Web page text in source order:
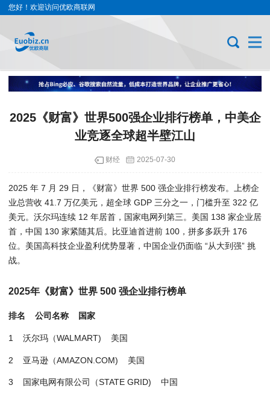
您好！欢迎访问优欧商联网
2025《财富》世界500强企业排行榜单，中美企
业竞逐全球超半壁江山
财经 2025-07-30
2025 年 7 月 29 日，《财富》世界 500 强企业排行榜发布。上榜企
业总营收 41.7 万亿美元，超全球 GDP 三分之一，门槛升至 322 亿
美元。沃尔玛连续 12 年居首，国家电网列第三。美国 138 家企业居
首，中国 130 家紧随其后。比亚迪首进前 100，拼多多跃升 176
位。美国高科技企业盈利优势显著，中国企业仍面临 “从大到强” 挑
战。
2025年《财富》世界 500 强企业排行榜单
排名 公司名称 国家
1 沃尔玛（WALMART) 美国
2 亚马逊（AMAZON.COM) 美国
3 国家电网有限公司（STATE GRID) 中国